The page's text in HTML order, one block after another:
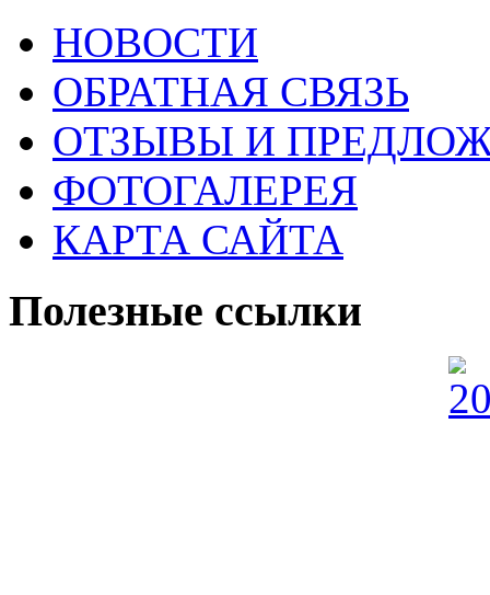
НОВОСТИ
ОБРАТНАЯ СВЯЗЬ
ОТЗЫВЫ И
ФОТОГАЛЕРЕЯ
КАРТА САЙТА
Полезные ссылки